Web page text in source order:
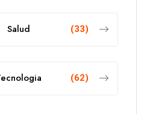
Salud (33)
(62)